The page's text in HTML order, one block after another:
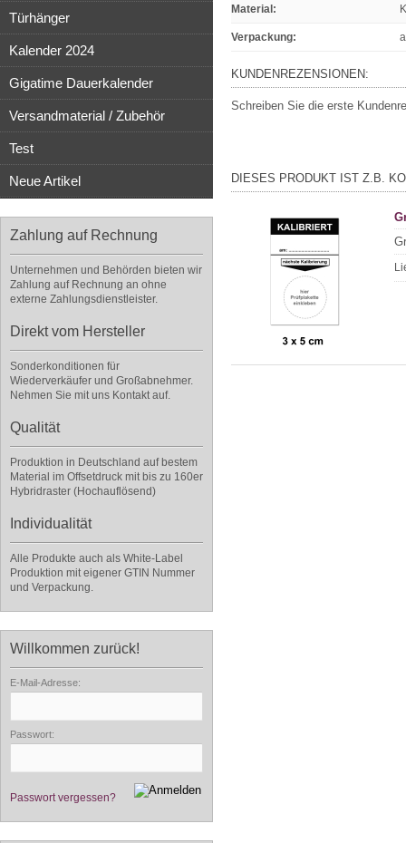
Türhänger
Kalender 2024
Gigatime Dauerkalender
Versandmaterial / Zubehör
Test
Neue Artikel
Zahlung auf Rechnung
Unternehmen und Behörden bieten wir
Zahlung auf Rechnung an ohne
externe Zahlungsdienstleister.
Direkt vom Hersteller
Sonderkonditionen für
Wiederverkäufer und Großabnehmer.
Nehmen Sie mit uns Kontakt auf.
Qualität
Produktion in Deutschland auf bestem
Material im Offsetdruck mit bis zu 160er
Hybridraster (Hochauflösend)
Individualität
Alle Produkte auch als White-Label
Produktion mit eigener GTIN Nummer
und Verpackung.
Willkommen zurück!
E-Mail-Adresse:
Passwort:
Passwort vergessen?
Material :
Verpackung:
KUNDENREZENSIONEN:
Schreiben Sie die erste
DIESES PRODUKT IST Z.B.